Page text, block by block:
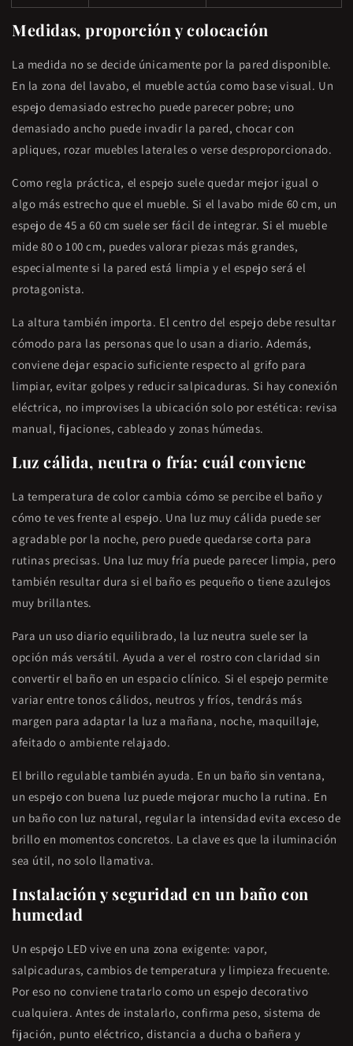
Medidas, proporción y colocación
La medida no se decide únicamente por la pared disponible.
En la zona del lavabo, el mueble actúa como base visual. Un
espejo demasiado estrecho puede parecer pobre; uno
demasiado ancho puede invadir la pared, chocar con
apliques, rozar muebles laterales o verse desproporcionado.
Como regla práctica, el espejo suele quedar mejor igual o
algo más estrecho que el mueble. Si el lavabo mide 60 cm, un
espejo de 45 a 60 cm suele ser fácil de integrar. Si el mueble
mide 80 o 100 cm, puedes valorar piezas más grandes,
especialmente si la pared está limpia y el espejo será el
protagonista.
La altura también importa. El centro del espejo debe resultar
cómodo para las personas que lo usan a diario. Además,
conviene dejar espacio suficiente respecto al grifo para
limpiar, evitar golpes y reducir salpicaduras. Si hay conexión
eléctrica, no improvises la ubicación solo por estética: revisa
manual, fijaciones, cableado y zonas húmedas.
Luz cálida, neutra o fría: cuál conviene
La temperatura de color cambia cómo se percibe el baño y
cómo te ves frente al espejo. Una luz muy cálida puede ser
agradable por la noche, pero puede quedarse corta para
rutinas precisas. Una luz muy fría puede parecer limpia, pero
también resultar dura si el baño es pequeño o tiene azulejos
muy brillantes.
Para un uso diario equilibrado, la luz neutra suele ser la
opción más versátil. Ayuda a ver el rostro con claridad sin
convertir el baño en un espacio clínico. Si el espejo permite
variar entre tonos cálidos, neutros y fríos, tendrás más
margen para adaptar la luz a mañana, noche, maquillaje,
afeitado o ambiente relajado.
El brillo regulable también ayuda. En un baño sin ventana,
un espejo con buena luz puede mejorar mucho la rutina. En
un baño con luz natural, regular la intensidad evita exceso de
brillo en momentos concretos. La clave es que la iluminación
sea útil, no solo llamativa.
Instalación y seguridad en un baño con
humedad
Un espejo LED vive en una zona exigente: vapor,
salpicaduras, cambios de temperatura y limpieza frecuente.
Por eso no conviene tratarlo como un espejo decorativo
cualquiera. Antes de instalarlo, confirma peso, sistema de
fijación, punto eléctrico, distancia a ducha o bañera y